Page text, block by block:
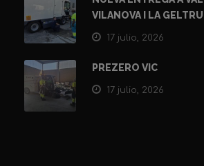
VILANOVA I LA GELTRU
17 julio, 2026
PREZERO VIC
17 julio, 2026